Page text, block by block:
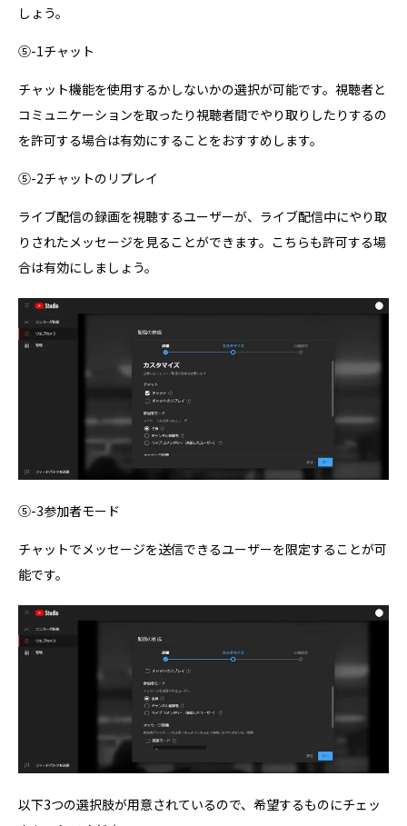
しょう。
⑤-1チャット
チャット機能を使用するかしないかの選択が可能です。視聴者と
コミュニケーションを取ったり視聴者間でやり取りしたりするの
を許可する場合は有効にすることをおすすめします。
⑤-2チャットのリプレイ
ライブ配信の録画を視聴するユーザーが、ライブ配信中にやり取
りされたメッセージを見ることができます。こちらも許可する場
合は有効にしましょう。
⑤-3参加者モード
チャットでメッセージを送信できるユーザーを限定することが可
能です。
以下3つの選択肢が用意されているので、希望するものにチェッ